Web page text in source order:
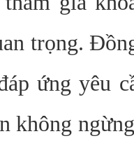
trọng.
ứng yêu
không